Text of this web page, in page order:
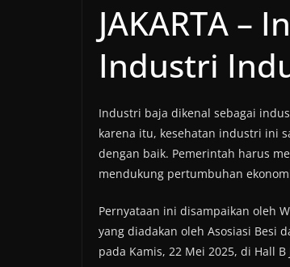
JAKARTA –
Industri
Industri baja dikenal sebagai
karena itu, kesehatan industri ini
dengan baik. Pemerintah harus
mendukung pertumbuhan
Pernyataan ini disampaikan oleh
yang diadakan oleh Asosiasi Besi
pada Kamis, 22 Mei 2025, di Hall